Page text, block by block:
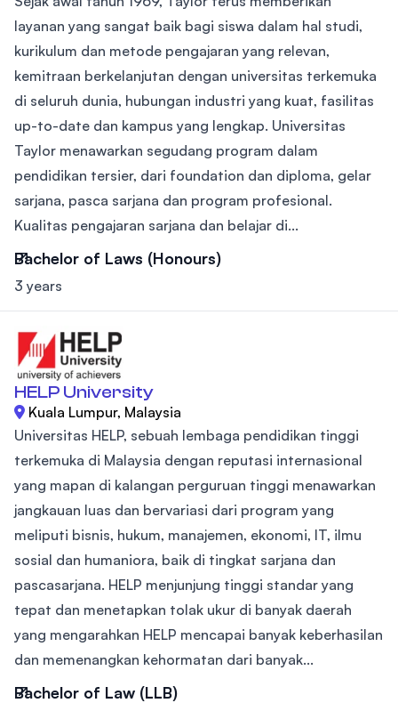
layanan yang sangat baik bagi siswa dalam hal studi,
kurikulum dan metode pengajaran yang relevan,
kemitraan berkelanjutan dengan universitas terkemuka
di seluruh dunia, hubungan industri yang kuat, fasilitas
up-to-date dan kampus yang lengkap. Universitas
Taylor menawarkan segudang program dalam
pendidikan tersier, dari foundation dan diploma, gelar
sarjana, pasca sarjana dan program profesional.
Kualitas pengajaran sarjana dan belajar di...
Bachelor of Laws (Honours)
3 years
HELP University
Kuala Lumpur, Malaysia
Universitas HELP, sebuah lembaga pendidikan tinggi
terkemuka di Malaysia dengan reputasi internasional
yang mapan di kalangan perguruan tinggi menawarkan
jangkauan luas dan bervariasi dari program yang
meliputi bisnis, hukum, manajemen, ekonomi, IT, ilmu
sosial dan humaniora, baik di tingkat sarjana dan
pascasarjana. HELP menjunjung tinggi standar yang
tepat dan menetapkan tolak ukur di banyak daerah
yang mengarahkan HELP mencapai banyak keberhasilan
dan memenangkan kehormatan dari banyak...
Bachelor of Law (LLB)